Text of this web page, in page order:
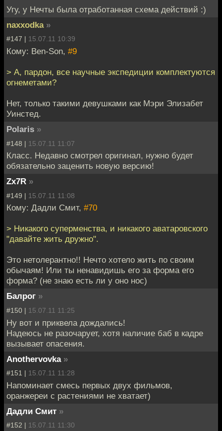
Угу, у Нечты была отработанная схема действий :)
naxxodka »
#147 | 15.07.11 10:39
Кому: Ben-Son, #9
> А, пардон, все научные экспедиции комплектуются
огнеметами?
Нет, только такими девушками как Мэри Элизабет
Уинстед.
Polaris »
#148 | 15.07.11 11:07
Класс. Недавно смотрел оригинал, нужно будет
обязательно заценить новую версию!
Zx7R »
#149 | 15.07.11 11:08
Кому: Дадли Смит, #70
> Никакого суперменства, и никакого аватаровского
"давайте жить дружно".
Это нетолерантно!! Нечто хотело жить по своим
обычаям! Или ты ненавидишь его за форма его
форма? (не знаю есть ли у оно нос)
Балрог »
#150 | 15.07.11 11:25
Ну вот и приквела дождались!
Надеюсь не разочарует, хотя наличие баб в кадре
вызывает опасения.
Anothervovka »
#151 | 15.07.11 11:28
Напоминает смесь первых двух фильмов,
оранжереи с растениями не хватает)
Дадли Смит »
#152 | 15.07.11 11:30